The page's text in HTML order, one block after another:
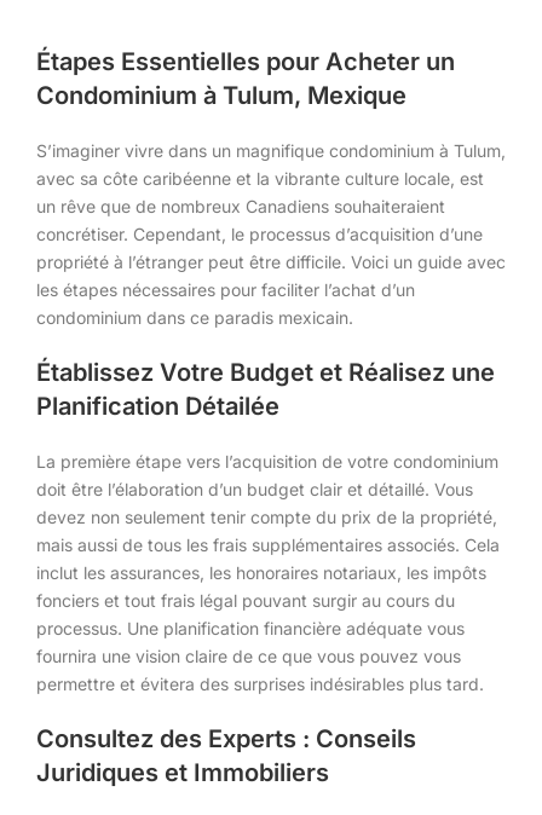
Étapes Essentielles pour Acheter un
Condominium à Tulum, Mexique
S’imaginer vivre dans un magnifique condominium à Tulum,
avec sa côte caribéenne et la vibrante culture locale, est
un rêve que de nombreux Canadiens souhaiteraient
concrétiser. Cependant, le processus d’acquisition d’une
propriété à l’étranger peut être difficile. Voici un guide avec
les étapes nécessaires pour faciliter l’achat d’un
condominium dans ce paradis mexicain.
Établissez Votre Budget et Réalisez une
Planification Détailée
La première étape vers l’acquisition de votre condominium
doit être l’élaboration d’un budget clair et détaillé. Vous
devez non seulement tenir compte du prix de la propriété,
mais aussi de tous les frais supplémentaires associés. Cela
inclut les assurances, les honoraires notariaux, les impôts
fonciers et tout frais légal pouvant surgir au cours du
processus. Une planification financière adéquate vous
fournira une vision claire de ce que vous pouvez vous
permettre et évitera des surprises indésirables plus tard.
Consultez des Experts : Conseils
Juridiques et Immobiliers